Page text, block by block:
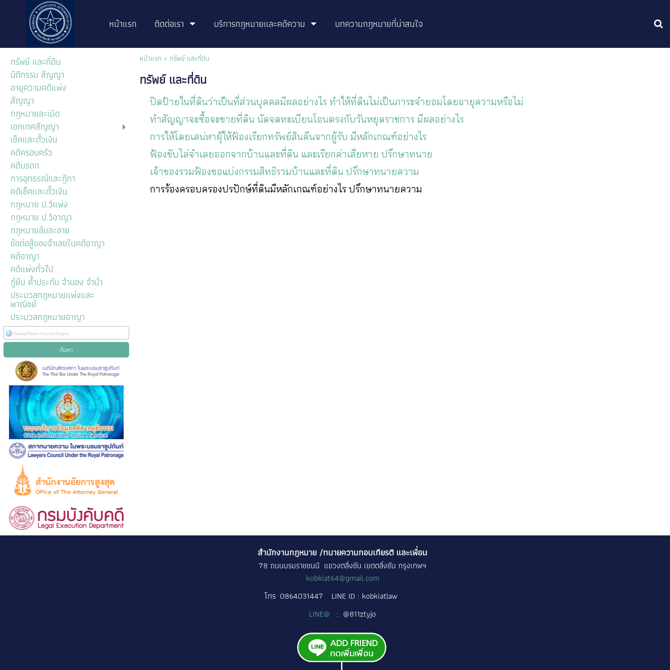
หน้าแรก ติดต่อเรา บริการกฎหมายและคดีความ บทความกฎหมายที่น่าสนใจ
ทรัพย์ และที่ดิน
นิติกรรม สัญญา
อายุความคดีแพ่ง
สัญญา
กฎหมายละเมิด
เอกเทศสัญญา
เช็คและตั๋วเงิน
คดีครอบครัว
คดีมรดก
การอุทธรณ์และฎีกา
คดีเช็คและตั๋วเงิน
กฎหมาย ป.วิแพ่ง
กฎหมาย ป.วิอาญา
กฎหมายล้มละลาย
ข้อต่อสู้ของจำเลยในคดีอาญา
คดีอาญา
คดีแพ่งทั่วไป
กู้ยืม ค้ำประกัน จำนอง จำนำ
ประมวลกฎหมายแพ่งและ
พาณิชย์
ประมวลกฎหมายอาญา
หน้าแรก > ทรัพย์ และที่ดิน
ทรัพย์ และที่ดิน
ปิดป้ายในที่ดินว่าเป็นที่ส่วนบุคคลมีผลอย่างไร ทำให้ที่ดินไม่เป็นภาระจำยอมโดยอายุความหรือไม่
ทำสัญญาจะซื้อจะขายที่ดิน นัดจดทะเบียนโอนตรงกับวันหยุดราชการ มีผลอย่างไร
การให้โดยเสน่หาผุ้ให้ฟ้องเรียกทรัพย์สินคืนจากผู้รับ มีหลักเกณฑ์อย่างไร
ฟ้องขับไล่จำเลยออกจากบ้านและที่ดิน และเรียกค่าเสียหาย ปรึกษาทนาย
เจ้าของรวมฟ้องขอแบ่งกรรมสิทธิรวมบ้านและที่ดิน ปรึกษาทนายความ
การร้องครอบครองปรปักษ์ที่ดินมีหลักเกณฑ์อย่างไร ปรึกษาทนายความ
สำนักงานกฎหมาย /ทนายความกอบเกียรติ และเพื่อน
78 ถนนบรมราชชนนี แขวงตลิ่งชัน เขตตลิ่งชัน กรุงเทพฯ
kobkiat64@gmail.com
โทร 0864031447
LINE ID : kobkiatlaw
LINE@ : @811ztyjo